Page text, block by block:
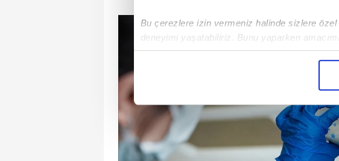
Bu çerezlere izin vermeniz halinde sizlere
deneyimi yaşatabiliriz. Bunu yaparken
içerikleri sunabilmek adına elimizden gelen
Sizlere daha iyi bir hizmet sunabilmek için
çerezler vasıtasıyla çeşitli kişisel verileriniz
amacıyla kullanılmaktadır. Diğer çerezler,